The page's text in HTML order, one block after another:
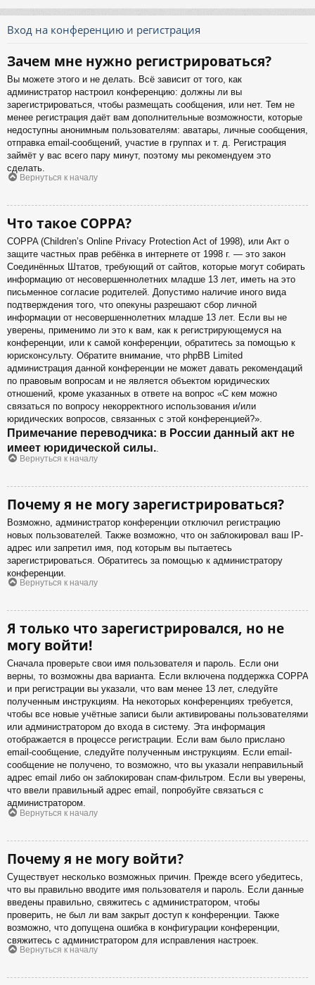
Вход на конференцию и регистрация
Зачем мне нужно регистрироваться?
Вы можете этого и не делать. Всё зависит от того, как
администратор настроил конференцию: должны ли вы
зарегистрироваться, чтобы размещать сообщения, или нет. Тем не
менее регистрация даёт вам дополнительные возможности, которые
недоступны анонимным пользователям: аватары, личные сообщения,
отправка email-сообщений, участие в группах и т. д. Регистрация
займёт у вас всего пару минут, поэтому мы рекомендуем это
сделать.
Вернуться к началу
Что такое COPPA?
COPPA (Children’s Online Privacy Protection Act of 1998), или Акт о
защите частных прав ребёнка в интернете от 1998 г. — это закон
Соединённых Штатов, требующий от сайтов, которые могут собирать
информацию от несовершеннолетних младше 13 лет, иметь на это
письменное согласие родителей. Допустимо наличие иного вида
подтверждения того, что опекуны разрешают сбор личной
информации от несовершеннолетних младше 13 лет. Если вы не
уверены, применимо ли это к вам, как к регистрирующемуся на
конференции, или к самой конференции, обратитесь за помощью к
юрисконсульту. Обратите внимание, что phpBB Limited
администрация данной конференции не может давать рекомендаций
по правовым вопросам и не является объектом юридических
отношений, кроме указанных в ответе на вопрос «С кем можно
связаться по вопросу некорректного использования и/или
юридических вопросов, связанных с этой конференцией?».
Примечание переводчика: в России данный акт не
имеет юридической силы..
Вернуться к началу
Почему я не могу зарегистрироваться?
Возможно, администратор конференции отключил регистрацию
новых пользователей. Также возможно, что он заблокировал ваш IP-
адрес или запретил имя, под которым вы пытаетесь
зарегистрироваться. Обратитесь за помощью к администратору
конференции.
Вернуться к началу
Я только что зарегистрировался, но не
могу войти!
Сначала проверьте свои имя пользователя и пароль. Если они
верны, то возможны два варианта. Если включена поддержка COPPA
и при регистрации вы указали, что вам менее 13 лет, следуйте
полученным инструкциям. На некоторых конференциях требуется,
чтобы все новые учётные записи были активированы пользователями
или администратором до входа в систему. Эта информация
отображается в процессе регистрации. Если вам было прислано
email-сообщение, следуйте полученным инструкциям. Если email-
сообщение не получено, то возможно, что вы указали неправильный
адрес email либо он заблокирован спам-фильтром. Если вы уверены,
что ввели правильный адрес email, попробуйте связаться с
администратором.
Вернуться к началу
Почему я не могу войти?
Существует несколько возможных причин. Прежде всего убедитесь,
что вы правильно вводите имя пользователя и пароль. Если данные
введены правильно, свяжитесь с администратором, чтобы
проверить, не был ли вам закрыт доступ к конференции. Также
возможно, что допущена ошибка в конфигурации конференции,
свяжитесь с администратором для исправления настроек.
Вернуться к началу